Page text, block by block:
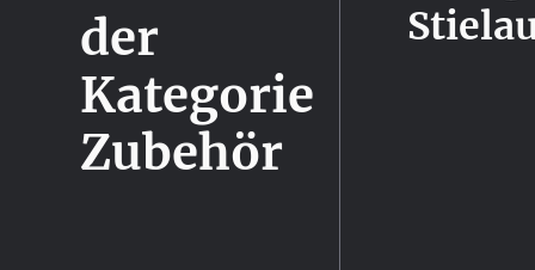
der
Kategorie
Zubehör